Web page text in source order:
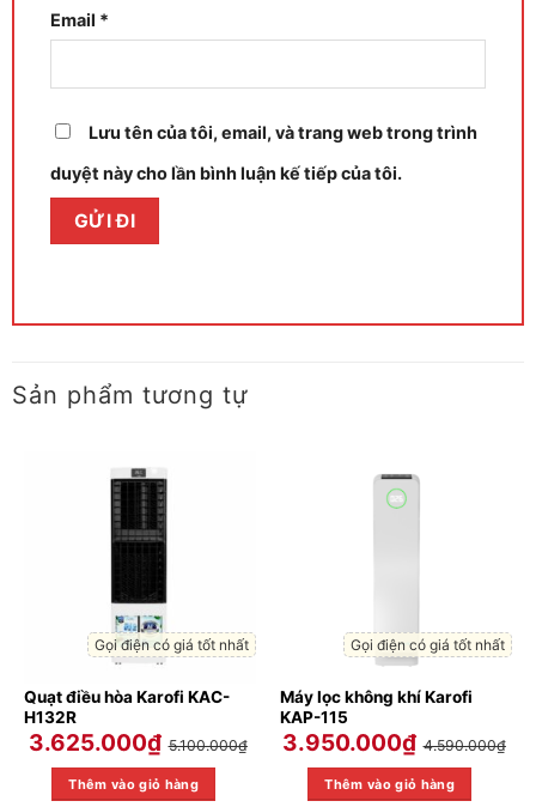
Email *
Lưu tên của tôi, email, và trang web trong trình
duyệt này cho lần bình luận kế tiếp của tôi.
Sản phẩm tương tự
Gọi điện có giá tốt nhất
Quạt điều hòa Karofi KAC-
H132R
3.625.000₫ 5.100.000₫
Thêm vào giỏ hàng
Gọi điện có giá tốt nhất
Máy lọc không khí Karofi
KAP-115
3.950.000₫ 4.590.000₫
Thêm vào giỏ hàng